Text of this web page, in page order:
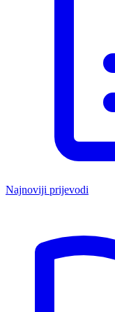
Najnoviji prijevodi